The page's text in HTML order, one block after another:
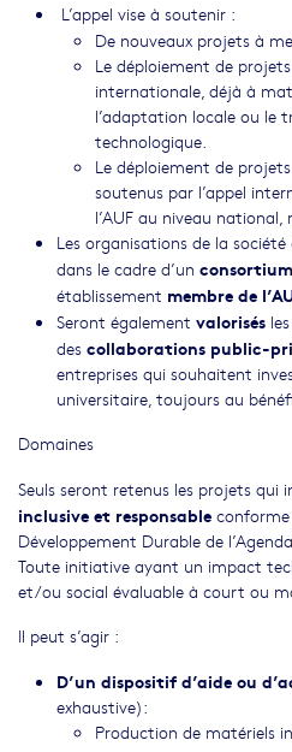
L’appel vise à soutenir :
De nouveaux projets à
Le déploiement de
internationale, déjà à
l’adaptation locale ou le
technologique.
Le déploiement de
soutenus par l’appel
l’AUF au niveau
Les organisations de la
dans le cadre d’un consortium
établissement membre de
Seront également valorisés
des collaborations public-
entreprises qui souhaitent
universitaire, toujours au
Domaines
Seuls seront retenus les projets qui
inclusive et responsable
Développement Durable de
Toute initiative ayant un impact
et/ou social évaluable à court ou
Il peut s’agir :
D’un dispositif d’aide ou
exhaustive):
Production de matériels